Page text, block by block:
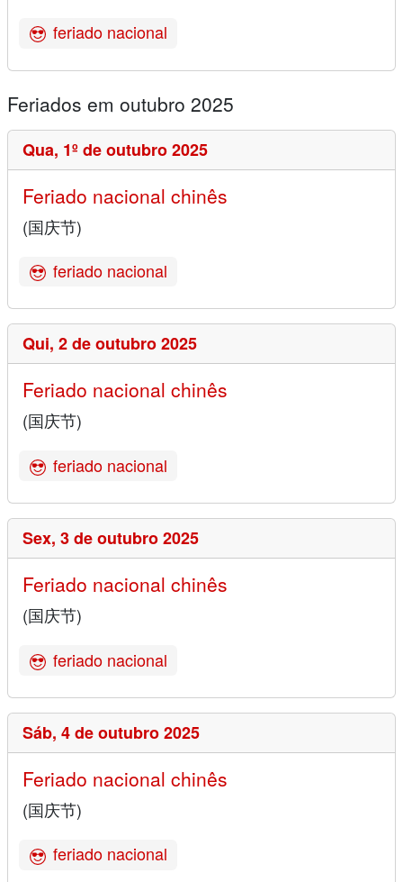
feriado nacional
Feriados em outubro 2025
Qua, 1º de outubro 2025
Feriado nacional chinês
(国庆节)
feriado nacional
Qui, 2 de outubro 2025
Feriado nacional chinês
(国庆节)
feriado nacional
Sex, 3 de outubro 2025
Feriado nacional chinês
(国庆节)
feriado nacional
Sáb, 4 de outubro 2025
Feriado nacional chinês
(国庆节)
feriado nacional